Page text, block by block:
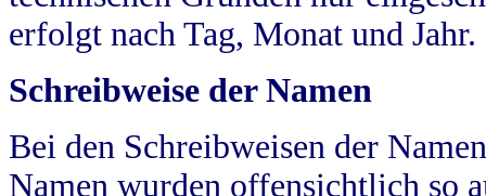
erfolgt nach Tag, Monat und Jahr.
Schreibweise der Namen
Bei den Schreibweisen der
Namen wurden offensichtlich so